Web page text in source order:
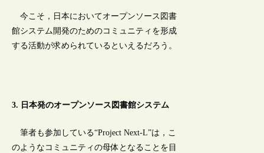
今こそ，日本においてオープンソース図書
館システム開発のためのコミュニティを形成
する活動が求められているといえるだろう。
3. 日本発のオープンソース図書館システム
筆者も参加している“Project Next-L”は，こ
のようなコミュニティの母体となることを目